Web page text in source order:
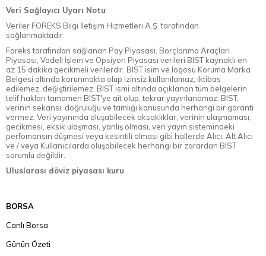
Veri Sağlayıcı Uyarı Notu
Veriler FOREKS Bilgi İletişim Hizmetleri A.Ş. tarafından
sağlanmaktadır.
Foreks tarafından sağlanan Pay Piyasası, Borçlanma Araçları
Piyasası, Vadeli İşlem ve Opsiyon Piyasası verileri BIST kaynaklı en
az 15 dakika gecikmeli verilerdir. BIST isim ve logosu Koruma Marka
Belgesi altında korunmakta olup izinsiz kullanılamaz, iktibas
edilemez, değiştirilemez. BIST ismi altında açıklanan tüm belgelerin
telif hakları tamamen BIST'ye ait olup, tekrar yayınlanamaz. BIST,
verinin sekansı, doğruluğu ve tamlığı konusunda herhangi bir garanti
vermez. Veri yayınında oluşabilecek aksaklıklar, verinin ulaşmaması,
gecikmesi, eksik ulaşması, yanlış olması, veri yayın sistemindeki
perfomansın düşmesi veya kesintili olması gibi hallerde Alıcı, Alt Alıcı
ve / veya Kullanıcılarda oluşabilecek herhangi bir zarardan BIST
sorumlu değildir.
Uluslarası döviz piyasası kuru
BORSA
Canlı Borsa
Günün Özeti